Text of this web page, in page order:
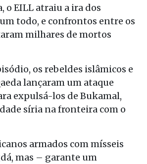
o EILL atraiu a ira dos
todo, e confrontos entre os
milhares de mortos
os rebeldes islâmicos e
lançaram um ataque
expulsá-los de Bukamal,
síria na fronteira com o
armados com mísseis
mas – garante um